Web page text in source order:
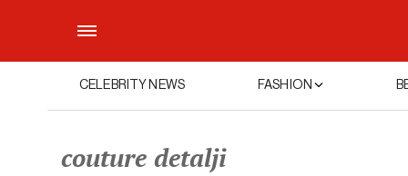
CELEBRITY NEWS FASHION
couture detalji